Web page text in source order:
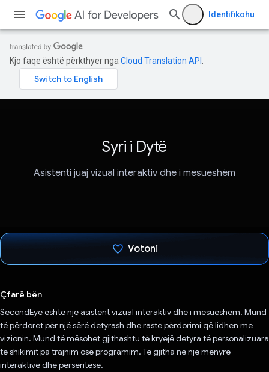
Identifikohu
Kjo faqe është përkthyer nga Cloud Translation API
Syri i Dytë
Asistenti juaj vizual interaktiv dhe i mësueshëm
Votoni
Çfarë bën
SecondEye është një asistent vizual interaktiv dhe i mësueshëm. Mund
të përdoret për një sërë detyrash dhe raste përdorimi që lidhen me
vizionin. Mund të mësohet gjithashtu të kryejë detyra të personalizuara
të shikimit pa trajnim ose programim. Të gjitha në një mënyrë
interaktive dhe përsëritëse.